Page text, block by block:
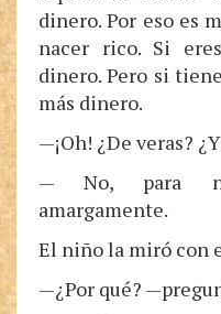
dinero. Por eso es
nacer rico. Si
dinero. Pero si
más dinero.
—¡Oh! ¿De veras?
— No, para
amargamente.
El niño la miró con
—¿Por qué?